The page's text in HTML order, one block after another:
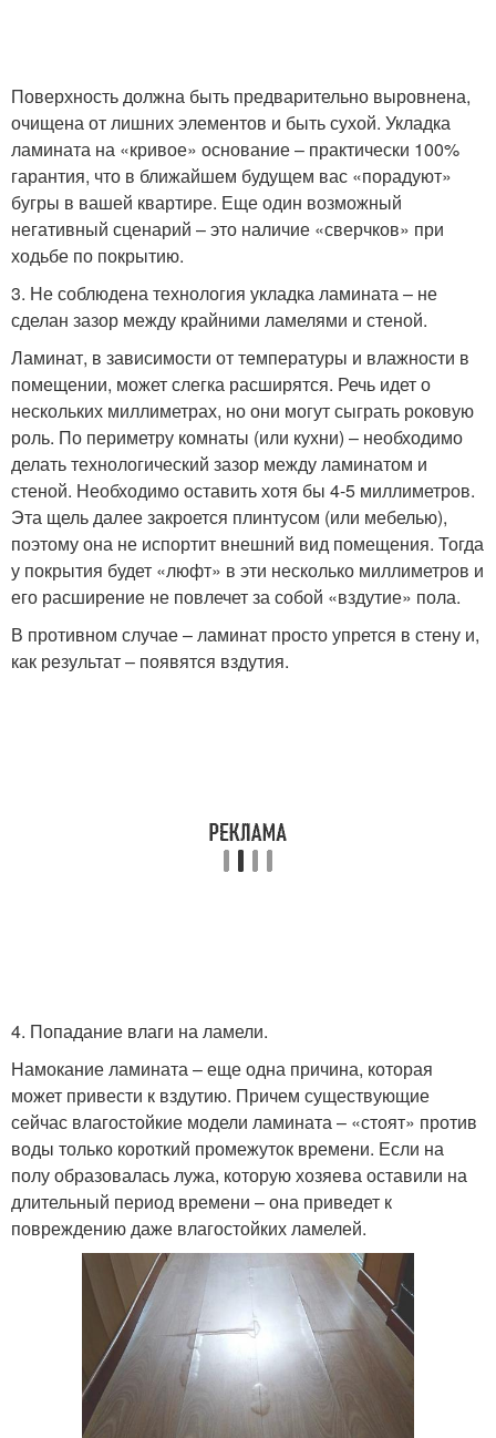
Поверхность должна быть предварительно выровнена,
очищена от лишних элементов и быть сухой. Укладка
ламината на «кривое» основание – практически 100%
гарантия, что в ближайшем будущем вас «порадуют»
бугры в вашей квартире. Еще один возможный
негативный сценарий – это наличие «сверчков» при
ходьбе по покрытию.
3. Не соблюдена технология укладка ламината – не
сделан зазор между крайними ламелями и стеной.
Ламинат, в зависимости от температуры и влажности в
помещении, может слегка расширятся. Речь идет о
нескольких миллиметрах, но они могут сыграть роковую
роль. По периметру комнаты (или кухни) – необходимо
делать технологический зазор между ламинатом и
стеной. Необходимо оставить хотя бы 4-5 миллиметров.
Эта щель далее закроется плинтусом (или мебелью),
поэтому она не испортит внешний вид помещения. Тогда
у покрытия будет «люфт» в эти несколько миллиметров и
его расширение не повлечет за собой «вздутие» пола.
В противном случае – ламинат просто упрется в стену и,
как результат – появятся вздутия.
4. Попадание влаги на ламели.
Намокание ламината – еще одна причина, которая
может привести к вздутию. Причем существующие
сейчас влагостойкие модели ламината – «стоят» против
воды только короткий промежуток времени. Если на
полу образовалась лужа, которую хозяева оставили на
длительный период времени – она приведет к
повреждению даже влагостойких ламелей.